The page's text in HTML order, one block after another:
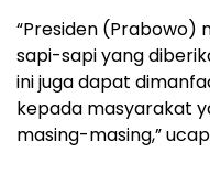
“Presiden (Prabowo)
sapi-sapi yang
ini juga dapat
kepada masyarakat
masing-masing,”